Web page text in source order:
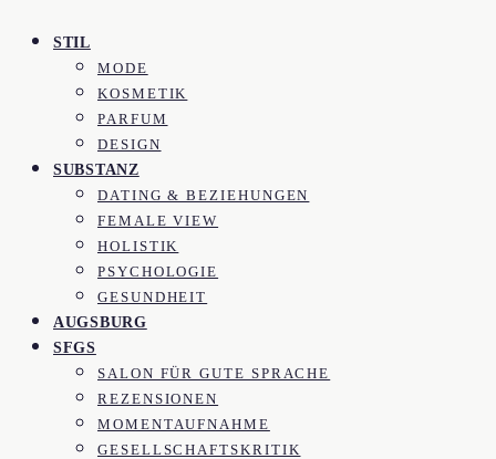
STIL
MODE
KOSMETIK
PARFUM
DESIGN
SUBSTANZ
DATING & BEZIEHUNGEN
FEMALE VIEW
HOLISTIK
PSYCHOLOGIE
GESUNDHEIT
AUGSBURG
SFGS
SALON FÜR GUTE SPRACHE
REZENSIONEN
MOMENTAUFNAHME
GESELLSCHAFTSKRITIK